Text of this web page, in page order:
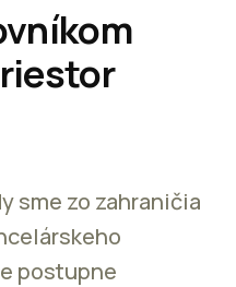
Prieskum trhu
Kontakt
sme zo zahraničia
postupne